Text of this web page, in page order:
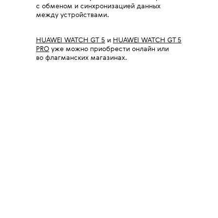
с обменом и синхронизацией данных
между устройствами.
HUAWEI WATCH GT 5 и HUAWEI WATCH GT 5
PRO уже можно приобрести онлайн или
во флагманских магазинах.